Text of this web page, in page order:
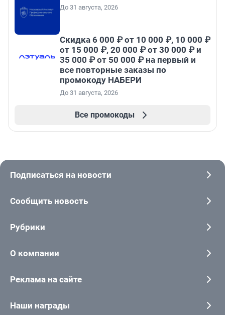
До 31 августа, 2026
Скидка 6 000 ₽ от 10 000 ₽, 10 000 ₽
от 15 000 ₽, 20 000 ₽ от 30 000 ₽ и
35 000 ₽ от 50 000 ₽ на первый и
все повторные заказы по
промокоду НАБЕРИ
До 31 августа, 2026
Все промокоды
Подписаться на новости
Сообщить новость
Рубрики
О компании
Реклама на сайте
Наши награды